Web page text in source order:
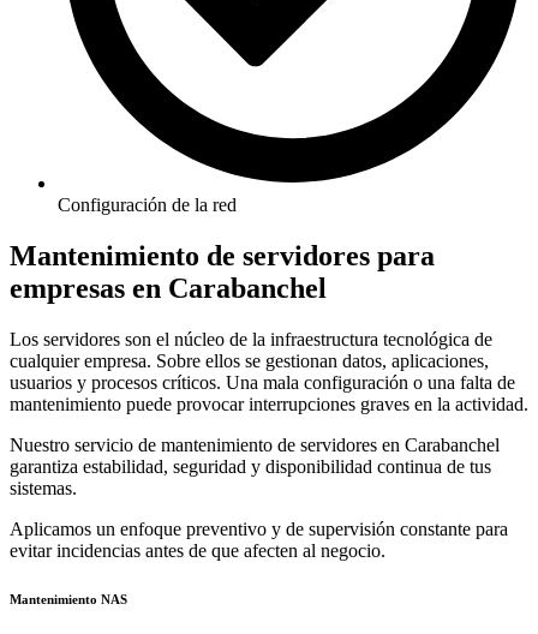
Configuración de la red
Mantenimiento de servidores para
empresas en Carabanchel
Los servidores son el núcleo de la infraestructura tecnológica de
cualquier empresa. Sobre ellos se gestionan datos, aplicaciones,
usuarios y procesos críticos. Una mala configuración o una falta de
mantenimiento puede provocar interrupciones graves en la actividad.
Nuestro servicio de mantenimiento de servidores en Carabanchel
garantiza estabilidad, seguridad y disponibilidad continua de tus
sistemas.
Aplicamos un enfoque preventivo y de supervisión constante para
evitar incidencias antes de que afecten al negocio.
Mantenimiento NAS